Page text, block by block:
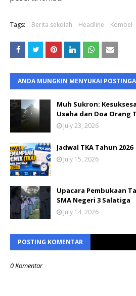
Tags: Berita sekolah Headline Kombel
ANDA MUNGKIN MENYUKAI
Muh Sukron:
Usaha dan Doa Orang
July 23, 2026
Jadwal TKA Tahun 2026
July 15, 2026
Upacara Pembukaan
SMA Negeri 3 Salatiga
July 14, 2026
POSTING KOMENTAR
0 Komentar